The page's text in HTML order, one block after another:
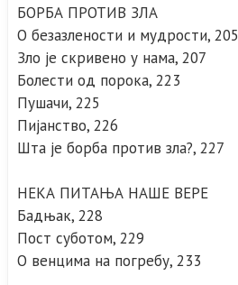
БОРБА ПРОТИВ ЗЛА
О безазлености и мудрости, 205
Зло је скривено у нама, 207
Болести од порока, 223
Пушачи, 225
Пијанство, 226
Шта је борба против зла?, 227
НЕКА ПИТАЊА НАШЕ ВЕРЕ
Бадњак, 228
Пост суботом, 229
О венцима на погребу, 233